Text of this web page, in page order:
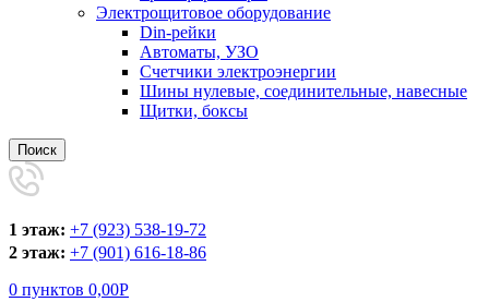
Электрощитовое оборудование
Din-рейки
Автоматы, УЗО
Счетчики электроэнергии
Шины нулевые, соединительные, навесные
Щитки, боксы
Поиск
1 этаж: +7 (923) 538-19-72
2 этаж: +7 (901) 616-18-86
0 пунктов 0,00Р